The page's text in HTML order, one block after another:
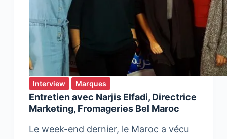
Interview Marques
Entretien avec Narjis Elfadi, Directrice
Marketing, Fromageries Bel Maroc
Le week-end dernier, le Maroc a vécu